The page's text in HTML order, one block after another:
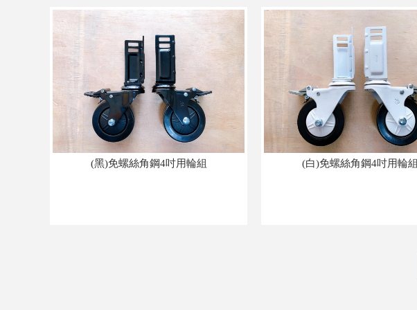
(黑)免螺絲角鋼4吋用輪組 (白)免螺絲角鋼4吋用輪組